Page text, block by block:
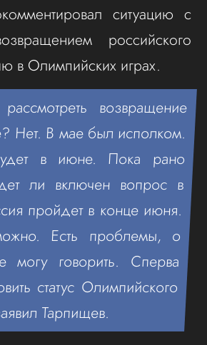
ситуацию с
российского
в Олимпийских играх.
возвращение
Нет. В мае был исполком.
в июне. Пока рано
ли включен вопрос в
пройдет в конце июня.
Есть проблемы, о
могу говорить. Сперва
статус Олимпийского
Тарпищев.